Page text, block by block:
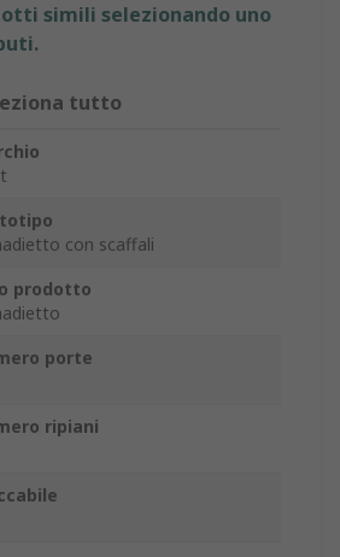
simili selezionando uno
tutto
con scaffali
prodotto
porte
ripiani